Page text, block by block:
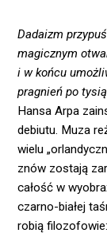
Dadaizm
magicznym
i w końcu
pragnień po
Hansa Arpa
debiutu. Muza
wielu
znów zostają
całość w
czarno-białej
robią